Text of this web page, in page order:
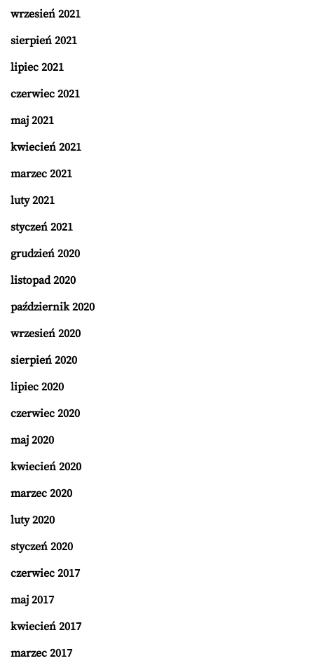
wrzesień 2021
sierpień 2021
lipiec 2021
czerwiec 2021
maj 2021
kwiecień 2021
marzec 2021
luty 2021
styczeń 2021
grudzień 2020
listopad 2020
październik 2020
wrzesień 2020
sierpień 2020
lipiec 2020
czerwiec 2020
maj 2020
kwiecień 2020
marzec 2020
luty 2020
styczeń 2020
czerwiec 2017
maj 2017
kwiecień 2017
marzec 2017